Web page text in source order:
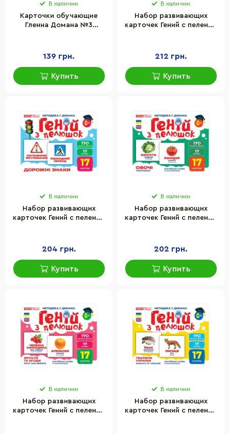
В наличии
Карточки обучающие
Гленна Домана №3
139 грн.
Купить
В наличии
Набор развивающих
карточек Гений с пеленок
212 грн.
Купить
В наличии
Набор развивающих
карточек Гений с пеленок
204 грн.
Купить
В наличии
Набор развивающих
карточек Гений с пеленок
202 грн.
Купить
В наличии
Набор развивающих
карточек Гений с пеленок
В наличии
Набор развивающих
карточек Гений с пеленок